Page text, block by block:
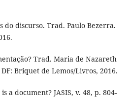
do discurso. Trad. Paulo Bezerra.
Trad. Maria de Nazareth
Briquet de Lemos/Livros, 2016.
a document? JASIS, v. 48, p. 804-